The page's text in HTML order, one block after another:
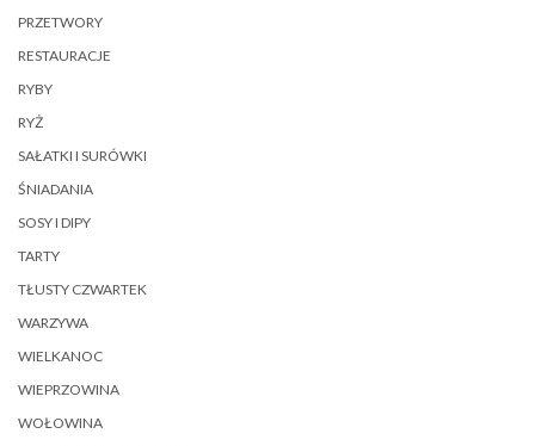
PRZETWORY
RESTAURACJE
RYBY
RYŻ
SAŁATKI I SURÓWKI
ŚNIADANIA
SOSY I DIPY
TARTY
TŁUSTY CZWARTEK
WARZYWA
WIELKANOC
WIEPRZOWINA
WOŁOWINA